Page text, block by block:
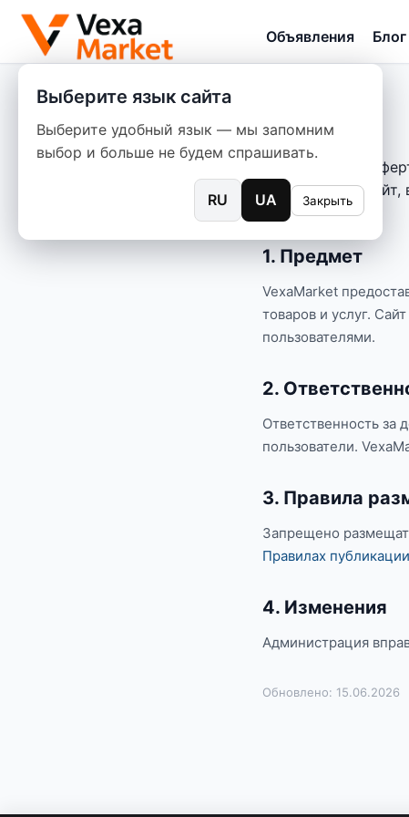
Объявления Блог
Выберите язык сайта
Выберите удобный язык — мы запомним
выбор и больше не будем спрашивать.
RU UA Закрыть
Настоящая
Используя
1. Предмет
VexaMarket
товаров и услуг.
пользователями.
2.
Ответственность за
пользователи.
3. Правила
Запрещено
Правилах публикации
4. Изменения
Администрация
Обновлено: 15.06.2026